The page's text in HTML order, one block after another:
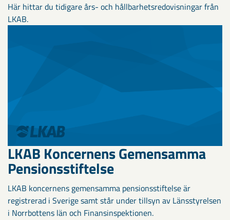
Här hittar du tidigare års- och hållbarhetsredovisningar från
LKAB.
LKAB Koncernens Gemensamma
Pensionsstiftelse
LKAB koncernens gemensamma pensionsstiftelse är
registrerad i Sverige samt står under tillsyn av Länsstyrelsen
i Norrbottens län och Finansinspektionen.